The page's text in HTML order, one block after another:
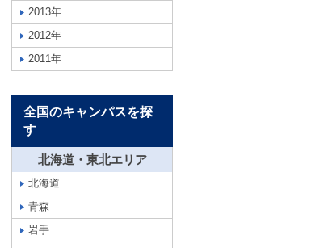
2013年
2012年
2011年
全国のキャンパスを探
す
北海道・東北エリア
北海道
青森
岩手